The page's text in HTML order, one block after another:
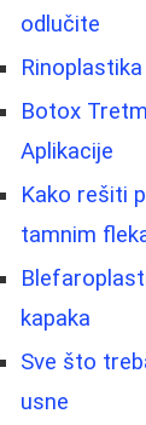
odlučite
Botox
Aplikacije
Kako rešiti
tamnim
kapaka
Sve što
usne